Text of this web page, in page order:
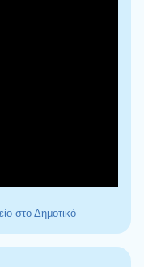
στο Δημοτικό